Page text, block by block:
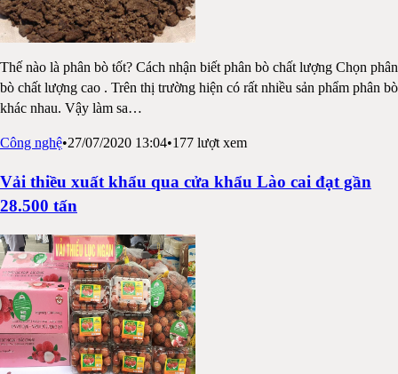
Thế nào là phân bò tốt? Cách nhận biết phân bò chất lượng Chọn phân
bò chất lượng cao . Trên thị trường hiện có rất nhiều sản phẩm phân bò
khác nhau. Vậy làm sa…
Công nghệ•27/07/2020 13:04•177 lượt xem
Vải thiều xuất khẩu qua cửa khẩu Lào cai đạt gần
28.500 tấn